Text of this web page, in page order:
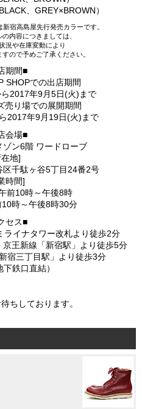
、GREY×BROWN）
宿高島屋先行発売カラーです。
内容につきましては、
況や在庫変動により
ので予めご了承ください。
期間■
SHOPでの出店期間
2017年9月5日(火)まで
売り場での展開期間
2017年9月19日(火)まで
会場■
ゾン6階 ワードローブ
地]
千駄ヶ谷5丁目24番2号
時間]
前10時～午後8時
時～午後8時30分
セス■
ライナタワー改札より徒歩2分
京王新線「新宿駅」より徒歩5分
宿三丁目駅」より徒歩3分
下鉄口直結）
ちしております。